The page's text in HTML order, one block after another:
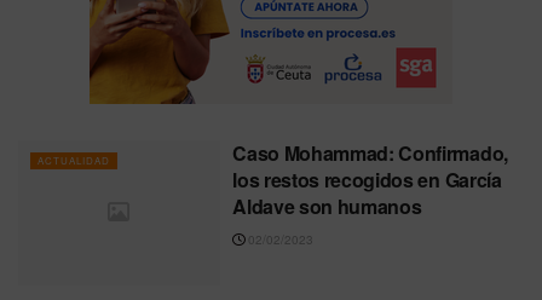
ACTUALIDAD
Caso Mohammad: Confirmado,
los restos recogidos en García
Aldave son humanos
02/02/2023